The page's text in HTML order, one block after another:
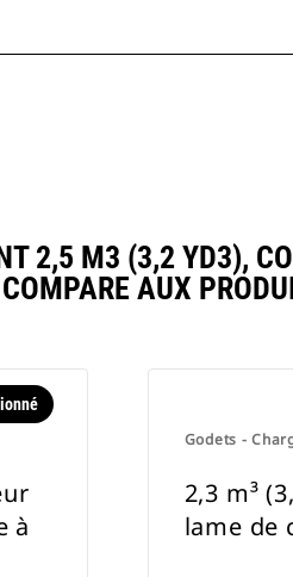
2,5 M3 (3,2 YD3),
COMPARE AUX
à
Godets -
2,3 m³
lame de